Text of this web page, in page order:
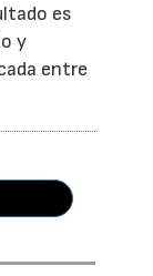
es
y
entre